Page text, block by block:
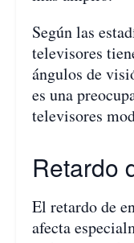
Según las
televisores
ángulos de
es una
televisores
Retardo
El retardo de
afecta